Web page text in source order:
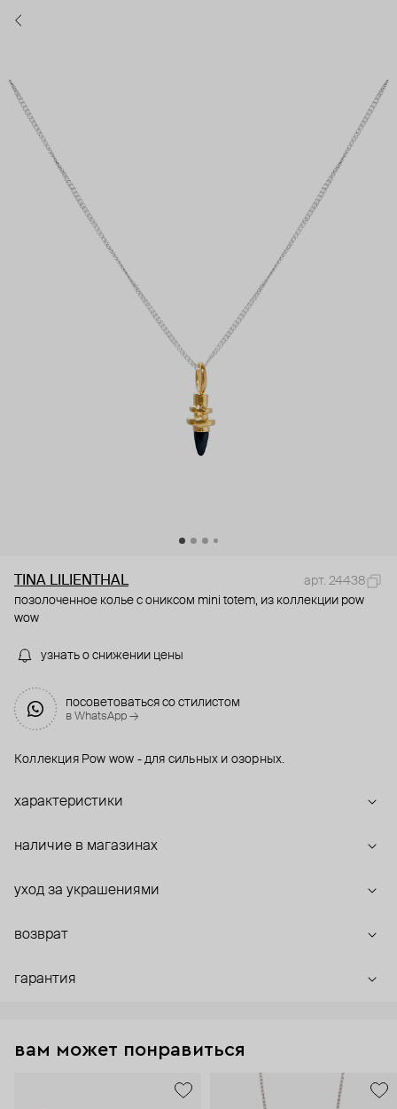
TINA LILIENTHAL
арт. 24438
позолоченное колье с ониксом mini totem, из коллекции pow
wow
узнать о снижении цены
посоветоваться со стилистом
в WhatsApp →
Коллекция Pow wow - для сильных и озорных.
характеристики
наличие в магазинах
уход за украшениями
возврат
гарантия
вам может понравиться